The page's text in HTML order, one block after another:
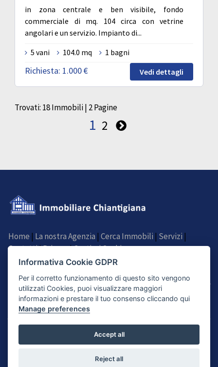
in zona centrale e ben visibile, fondo
commerciale di mq. 104 circa con vetrine
angolari e un servizio. Impianto di...
5 vani
104.0 mq 1 bagni
Richiesta: 1.000 € Vedi dettagli
Trovati: 18 Immobili | 2 Pagine
1 2
Home | La nostra Agenzia | Cerca Immobili | Servizi |
Contatti|Privacy|Gestisci Cookie
SEGUICI SU
© Agenzia Immobiliare Chiantigiana di Filipponi Lauro - Via Chiantigiana 68,
Ginestra Fiorentina, Lastra a Signa (FI) - P.IVA 05541920483
by Binergy
Informativa Cookie GDPR
Per il corretto funzionamento di questo sito vengono
utilizzati Cookies, puoi visualizzare maggiori
informazioni e prestare il tuo consenso cliccando qui
Manage preferences
Accept all
Reject all